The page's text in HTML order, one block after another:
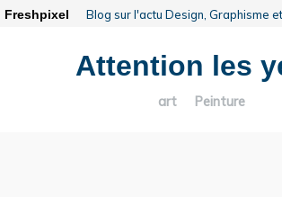
Freshpixel Blog sur l'actu Design, Graphisme
Attention les
art Peinture